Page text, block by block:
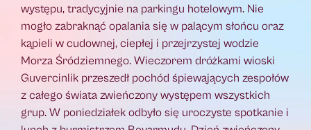
występu, tradycyjnie na parkingu hotelowym. Nie
mogło zabraknąć opalania się w palącym słońcu oraz
kąpieli w cudownej, ciepłej i przejrzystej wodzie
Morza Śródziemnego. Wieczorem dróżkami wioski
Guvercinlik przeszedł pochód śpiewających zespołów
z całego świata zwieńczony występem wszystkich
grup. W poniedziałek odbyło się uroczyste spotkanie i